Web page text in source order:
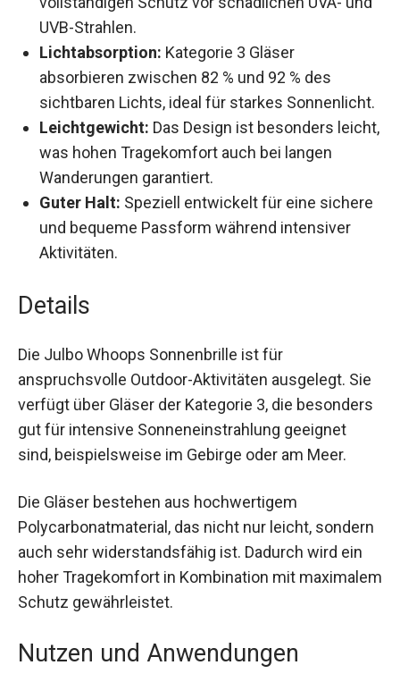
und UVB-Strahlen.
Lichtabsorption:
absorbieren zwischen 82 % und 92 % des
sichtbaren Lichts, ideal für starkes
Sonnenlicht.
Leichtgewicht: Das Design ist besonders
leicht, was hohen Tragekomfort auch bei
langen Wanderungen garantiert.
Guter Halt: Speziell entwickelt für eine
sichere und bequeme Passform während
intensiver Aktivitäten.
Details
Die Julbo Whoops Sonnenbrille ist für
anspruchsvolle Outdoor-Aktivitäten ausgelegt.
Sie verfügt über Gläser der Kategorie 3, die
besonders gut für intensive Sonneneinstrahlung
geeignet sind, beispielsweise im Gebirge oder
am Meer.
Die Gläser bestehen aus hochwertigem
Polycarbonatmaterial, das nicht nur leicht,
sondern auch sehr widerstandsfähig ist. Dadurch
wird ein hoher Tragekomfort in Kombination mit
maximalem Schutz gewährleistet.